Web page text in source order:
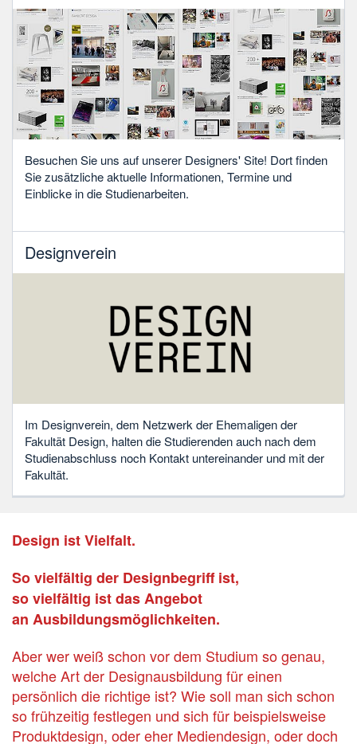
Besuchen Sie uns auf unserer Designers' Site! Dort finden
Sie zusätzliche aktuelle Informationen, Termine und
Einblicke in die Studienarbeiten.
Designverein
Im Designverein, dem Netzwerk der Ehemaligen der
Fakultät Design, halten die Studierenden auch nach dem
Studienabschluss noch Kontakt untereinander und mit der
Fakultät.
Design ist Vielfalt.
So vielfältig der Designbegriff ist,
so vielfältig ist das Angebot
an Ausbildungsmöglichkeiten.
Aber wer weiß schon vor dem Studium so genau,
welche Art der Designausbildung für einen
persönlich die richtige ist? Wie soll man sich schon
so frühzeitig festlegen und sich für beispielsweise
Produktdesign, oder eher Mediendesign, oder doch